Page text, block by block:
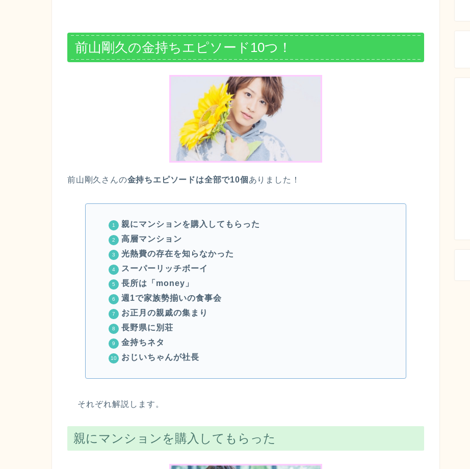
前山剛久の金持ちエピソード10つ！
前山剛久さんの金持ちエピソードは全部で10個 ありました！
親にマンションを購入してもらった
高層マンション
光熱費の存在を知らなかった
スーパーリッチボーイ
長所は「money」
週1で家族勢揃いの食事会
お正月の親戚の集まり
長野県に別荘
金持ちネタ
おじいちゃんが社長
それぞれ解説します。
親にマンションを購入してもらった